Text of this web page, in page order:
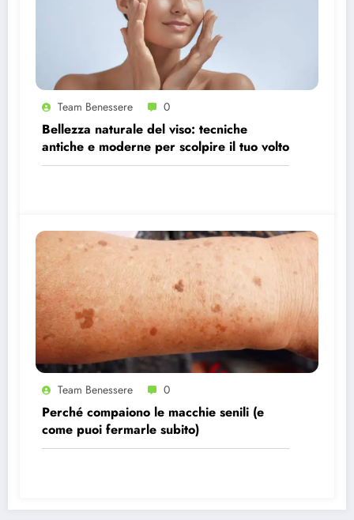
Team Benessere 0
Bellezza naturale del viso: tecniche
antiche e moderne per scolpire il tuo volto
Team Benessere 0
Perché compaiono le macchie senili (e
come puoi fermarle subito)